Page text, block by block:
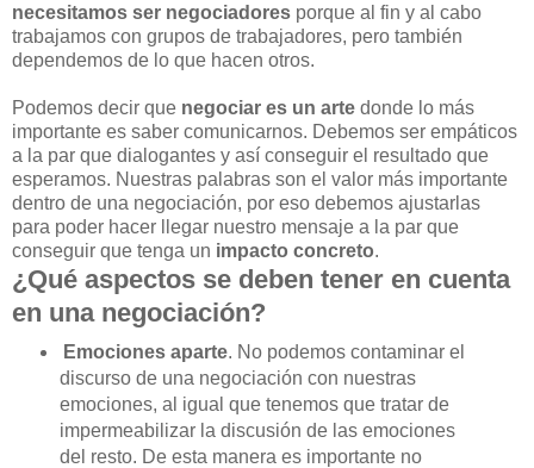
necesitamos ser negociadores porque al fin y al cabo
trabajamos con grupos de trabajadores, pero también
dependemos de lo que hacen otros.
Podemos decir que negociar es un arte donde lo más
importante es saber comunicarnos. Debemos ser empáticos
a la par que dialogantes y así conseguir el resultado que
esperamos. Nuestras palabras son el valor más importante
dentro de una negociación, por eso debemos ajustarlas
para poder hacer llegar nuestro mensaje a la par que
conseguir que tenga un impacto concreto.
¿Qué aspectos se deben tener en cuenta
en una negociación?
Emociones aparte. No podemos contaminar el
discurso de una negociación con nuestras
emociones, al igual que tenemos que tratar de
impermeabilizar la discusión de las emociones
del resto. De esta manera es importante no